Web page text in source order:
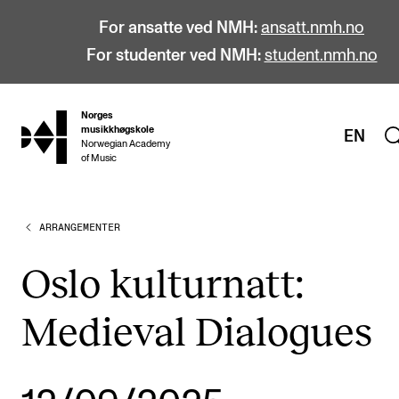
For ansatte ved NMH: ansatt.nmh.no
For studenter ved NMH: student.nmh.no
hjem
Norges
musikkhøgskole
Norwegian Academy
of Music
EN
STUDIER
Bachelor
Master
Årsstudium og videreutdanning
ARRANGEMENTER
Oslo kulturnatt:
Medieval Dialogues